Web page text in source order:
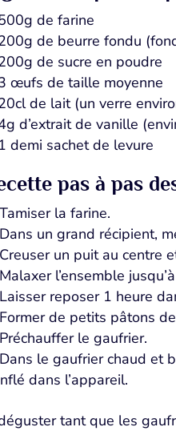
de farine
de beurre fondu
de sucre en poudre
œufs de taille moyenne
de lait (un verre
d’extrait de vanille
1 demi sachet de levure
pas à pas
Tamiser la farine.
Dans un grand récipient,
Creuser un puit au centre
Malaxer l’ensemble
Laisser reposer 1 heure
Former de petits pâtons
Préchauffer le gaufrier.
Dans le gaufrier chaud et
dans l’appareil.
tant que les